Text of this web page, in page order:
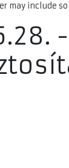
may include